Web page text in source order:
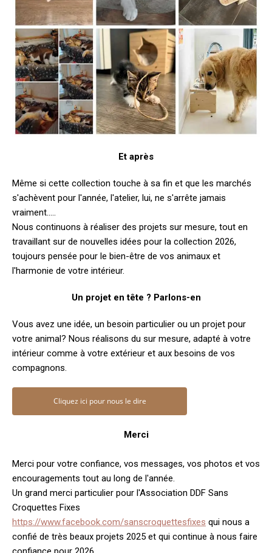
Et après
Même si cette collection touche à sa fin et que les marchés
s'achèvent pour l'année, l'atelier, lui, ne s'arrête jamais
vraiment.....
Nous continuons à réaliser des projets sur mesure, tout en
travaillant sur de nouvelles idées pour la collection 2026,
toujours pensée pour le bien-être de vos animaux et
l'harmonie de votre intérieur.
Un projet en tête ? Parlons-en
Vous avez une idée, un besoin particulier ou un projet pour
votre animal? Nous réalisons du sur mesure, adapté à votre
intérieur comme à votre extérieur et aux besoins de vos
compagnons.
Cliquez ici pour nous le dire
Merci
Merci pour votre confiance, vos messages, vos photos et vos
encouragements tout au long de l'année.
Un grand merci particulier pour l'Association DDF Sans
Croquettes Fixes
https://www.facebook.com/sanscroquettesfixes qui nous a
confié de très beaux projets 2025 et qui continue à nous faire